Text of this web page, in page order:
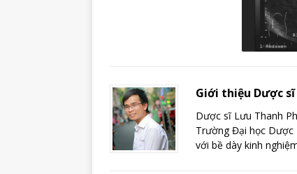
Giới thiệu Dược
Dược sĩ Lưu Thanh
Trường Đại học
với bề dày kinh